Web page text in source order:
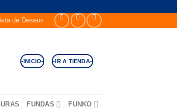
de Deseos
-INICIO- -IR A TIENDA-
FUNDAS FUNKO